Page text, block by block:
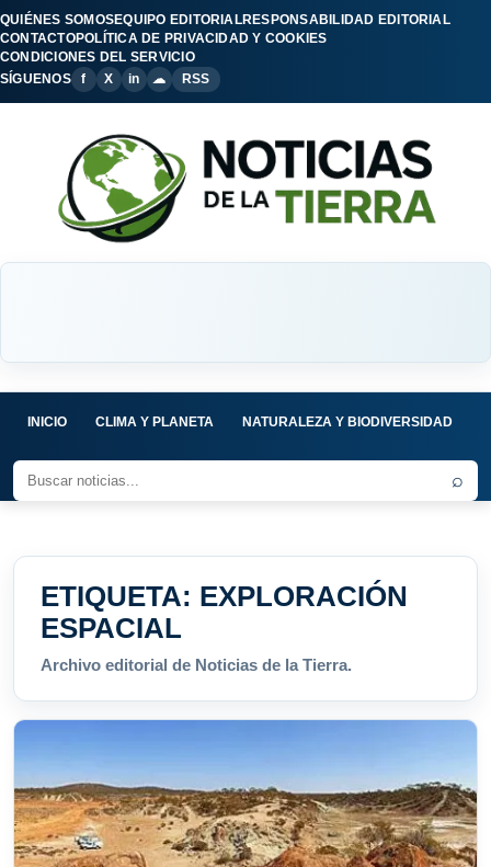
QUIÉNES SOMOSEQUIPO EDITORIALRESPONSABILIDAD EDITORIAL
CONTACTOPOLÍTICA DE PRIVACIDAD Y COOKIES
CONDICIONES DEL SERVICIO
SÍGUENOS
f X in ☁ RSS
INICIO CLIMA Y PLANETA NATURALEZA Y BIODIVERSIDAD
⌕
ETIQUETA: EXPLORACIÓN
ESPACIAL
Archivo editorial de Noticias de la Tierra.